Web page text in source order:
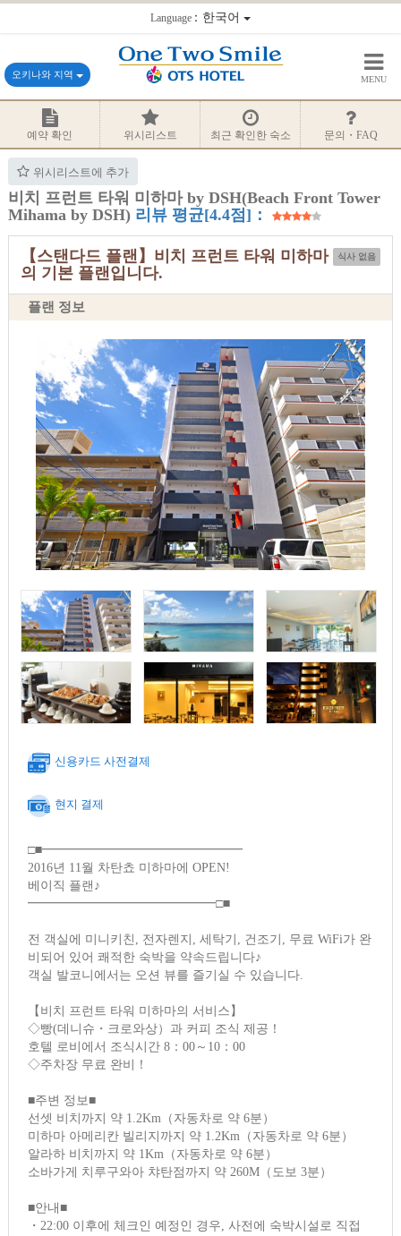
Language：한국어
오키나와 지역 MENU
예약 확인 위시리스트 최근 확인한 숙소 문의・FAQ
위시리스트에 추가
비치 프런트 타워 미하마 by DSH(Beach Front Tower
Mihama by DSH) 리뷰 평균[4.4점]：
식사 없음
【스탠다드 플랜】비치 프런트 타워 미하마
의 기본 플랜입니다.
플랜 정보
신용카드 사전결제
현지 결제
□■━━━━━━━━━━━━━━━━
2016년 11월 차탄쵸 미하마에 OPEN!
베이직 플랜♪
━━━━━━━━━━━━━━━□■
전 객실에 미니키친, 전자렌지, 세탁기, 건조기, 무료 WiFi가 완
비되어 있어 쾌적한 숙박을 약속드립니다♪
객실 발코니에서는 오션 뷰를 즐기실 수 있습니다.
【비치 프런트 타워 미하마의 서비스】
◇빵(데니슈・크로와상）과 커피 조식 제공！
호텔 로비에서 조식시간 8：00～10：00
◇주차장 무료 완비！
■주변 정보■
선셋 비치까지 약 1.2Km（자동차로 약 6분）
미하마 아메리칸 빌리지까지 약 1.2Km（자동차로 약 6분）
알라하 비치까지 약 1Km（자동차로 약 6분）
소바가게 치루구와아 챠탄점까지 약 260M（도보 3분）
■안내■
・22:00 이후에 체크인 예정인 경우, 사전에 숙박시설로 직접